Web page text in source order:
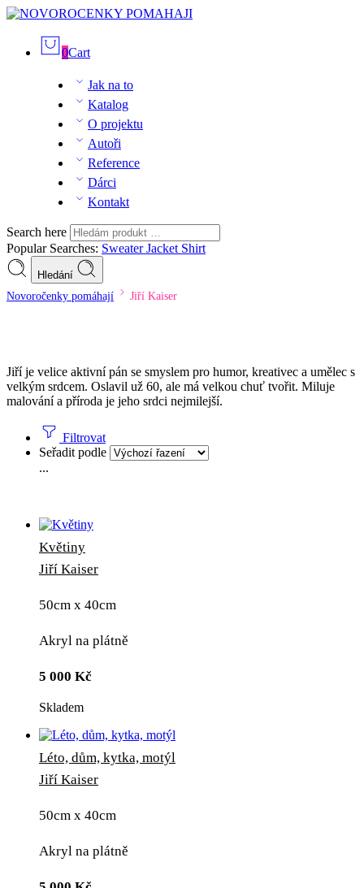
0Cart
Jak na to
Katalog
O projektu
Autoři
Reference
Dárci
Kontakt
Search here
Popular Searches: SweaterJacket Shirt
Hledání
Novoročenky pomáhají Jiří Kaiser
Jiří je velice aktivní pán se smyslem pro humor, kreativec a umělec s
velkým srdcem. Oslavil už 60, ale má velkou chuť tvořit. Miluje
malování a příroda je jeho srdci nejmilejší.
Filtrovat
Seřadit podle
...
Květiny
Jiří Kaiser
50cm x 40cm
Akryl na plátně
5 000 Kč
Skladem
Léto, dům, kytka, motýl
Jiří Kaiser
50cm x 40cm
Akryl na plátně